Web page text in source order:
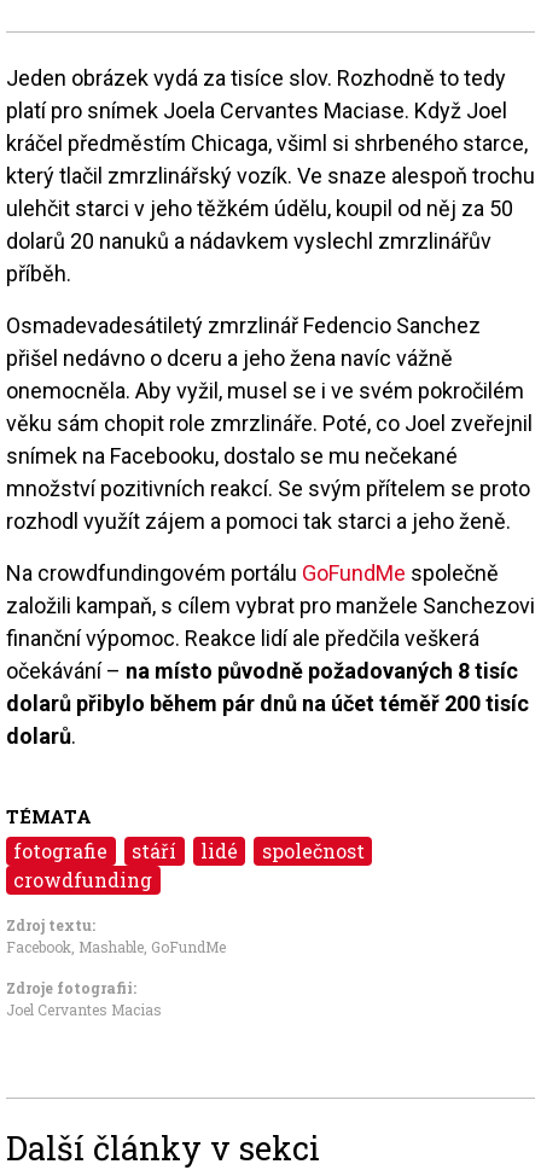
Jeden obrázek vydá za tisíce slov. Rozhodně to tedy
platí pro snímek Joela Cervantes Maciase. Když Joel
kráčel předměstím Chicaga, všiml si shrbeného starce,
který tlačil zmrzlinářský vozík. Ve snaze alespoň trochu
ulehčit starci v jeho těžkém údělu, koupil od něj za 50
dolarů 20 nanuků a nádavkem vyslechl zmrzlinářův
příběh.
Osmadevadesátiletý zmrzlinář Fedencio Sanchez
přišel nedávno o dceru a jeho žena navíc vážně
onemocněla. Aby vyžil, musel se i ve svém pokročilém
věku sám chopit role zmrzlináře. Poté, co Joel zveřejnil
snímek na Facebooku, dostalo se mu nečekané
množství pozitivních reakcí. Se svým přítelem se proto
rozhodl využít zájem a pomoci tak starci a jeho ženě.
Na crowdfundingovém portálu GoFundMe společně
založili kampaň, s cílem vybrat pro manžele Sanchezovi
finanční výpomoc. Reakce lidí ale předčila veškerá
očekávání – na místo původně požadovaných 8 tisíc
dolarů přibylo během pár dnů na účet téměř 200 tisíc
dolarů.
TÉMATA
fotografie stáří lidé
společnost
crowdfunding
Zdroj textu:
Facebook, Mashable, GoFundMe
Zdroje fotografii:
Joel Cervantes Macias
Další články v sekci